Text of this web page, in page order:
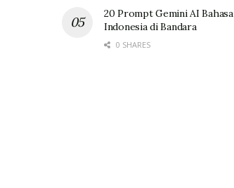
20 Prompt Gemini AI Bahasa
Indonesia di Bandara
0 SHARES